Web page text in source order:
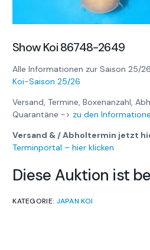
Show Koi 86748-2649
Alle Informationen zur Saison 25/
Koi-Saison 25/26
Versand, Termine, Boxenanzahl,
Quarantäne -> zu den
Versand & / Abholtermin jetzt
Terminportal – hier klicken
Diese Auktion ist
KATEGORIE: JAPAN KOI